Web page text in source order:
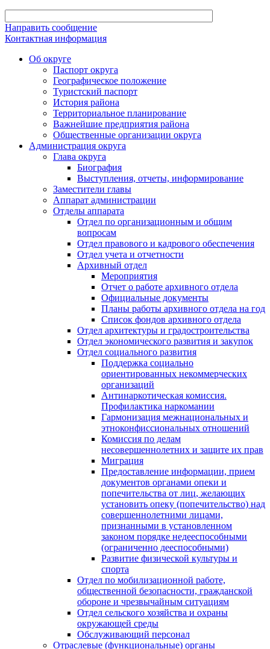
Направить сообщение
Контактная информация
Об округе
Паспорт округа
Географическое положение
Туристский паспорт
История района
Территориальное планирование
Важнейшие предприятия района
Общественные организации округа
Администрация округа
Глава округа
Биография
Выступления, отчеты, информирование
Заместители главы
Аппарат администрации
Отделы аппарата
Отдел по организационным и общим
вопросам
Отдел правового и кадрового обеспечения
Отдел учета и отчетности
Архивный отдел
Мероприятия
Отчет о работе архивного отдела
Официальные документы
Планы работы архивного отдела на год
Список фондов архивного отдела
Отдел архитектуры и градостроительства
Отдел экономического развития и закупок
Отдел социального развития
Поддержка социально
ориентированных некоммерческих
организаций
Антинаркотическая комиссия.
Профилактика наркомании
Гармонизация межнациональных и
этноконфиссиональных отношений
Комиссия по делам
несовершеннолетних и защите их прав
Миграция
Предоставление информации, прием
документов органами опеки и
попечительства от лиц, желающих
установить опеку (попечительство) над
совершеннолетними лицами,
признанными в установленном
законом порядке недееспособными
(ограниченно дееспособными)
Развитие физической культуры и
спорта
Отдел по мобилизационной работе,
общественной безопасности, гражданской
оборонe и чрезвычайным ситуациям
Отдел сельского хозяйства и охраны
окружающей среды
Обслуживающий персонал
Отраслевые (функциональные) органы